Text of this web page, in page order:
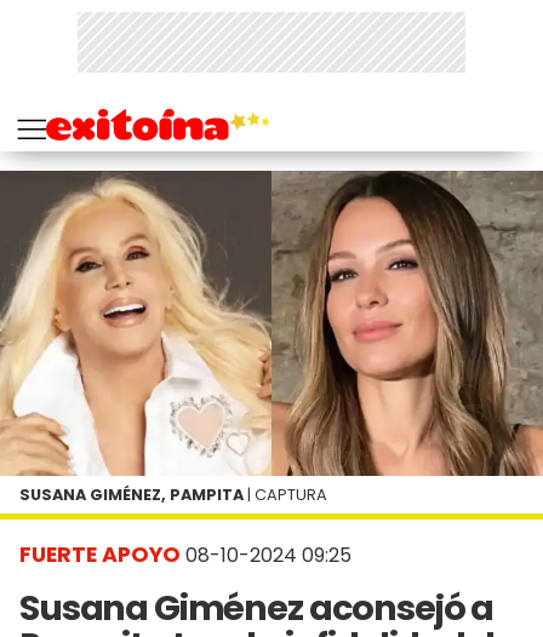
FUERTE APOYO 08-10-2024 09:25
Susana Giménez aconsejó a
SUSANA GIMÉNEZ, PAMPITA | CAPTURA